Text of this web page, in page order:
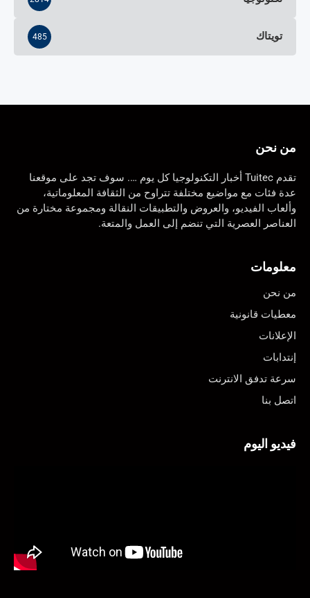
تويتاك 485
من نحن
تقدم Tuitec أخبار التكنولوجيا كل يوم …. سوف تجد على موقعنا
عدة فئات مع مواضيع مختلفة تتراوح من الثقافة المعلوماتية،
وألعاب الفيديو، والعروض والتطبيقات النقالة ومجموعة مختارة من
العناصر العصرية التي تنضم إلى العمل والمتعة.
معلومات
من نحن
معطيات قانونية
الإعلانات
إنتدابات
سرعة تدفق الانترنت
اتصل بنا
فيديو اليوم